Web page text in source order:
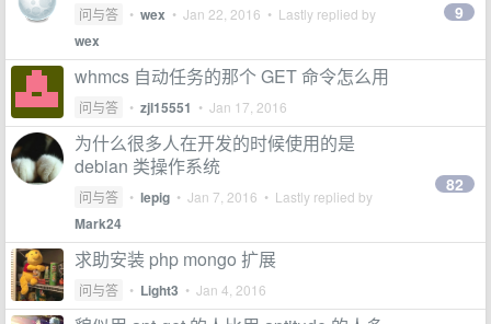
问与答 • wex • Jan 22, 2016 • Lastly replied by
wex
9
whmcs 自动任务的那个 GET 命令怎么用
问与答 • zjl15551 • Jan 17, 2016
为什么很多人在开发的时候使用的是
debian 类操作系统
问与答 • lepig • Jan 7, 2016 • Lastly replied by
Mark24
82
求助安装 php mongo 扩展
问与答 • Light3 • Jan 4, 2016